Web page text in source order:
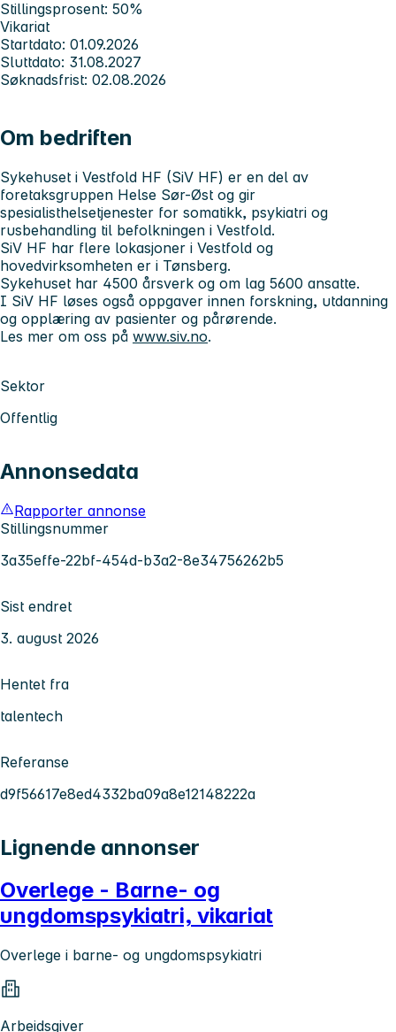
Stillingsprosent: 50%
Vikariat
Startdato: 01.09.2026
Sluttdato: 31.08.2027
Søknadsfrist: 02.08.2026
Om bedriften
Sykehuset i Vestfold HF (SiV HF) er en del av
foretaksgruppen Helse Sør-Øst og gir
spesialisthelsetjenester for somatikk, psykiatri og
rusbehandling til befolkningen i Vestfold.
SiV HF har flere lokasjoner i Vestfold og
hovedvirksomheten er i Tønsberg.
Sykehuset har 4500 årsverk og om lag 5600 ansatte.
I SiV HF løses også oppgaver innen forskning, utdanning
og opplæring av pasienter og pårørende.
Les mer om oss på www.siv.no.
Sektor
Offentlig
Annonsedata
Rapporter annonse
Stillingsnummer
3a35effe-22bf-454d-b3a2-8e34756262b5
Sist endret
3. august 2026
Hentet fra
talentech
Referanse
d9f56617e8ed4332ba09a8e12148222a
Lignende annonser
Overlege - Barne- og
ungdomspsykiatri, vikariat
Overlege i barne- og ungdomspsykiatri
Arbeidsgiver